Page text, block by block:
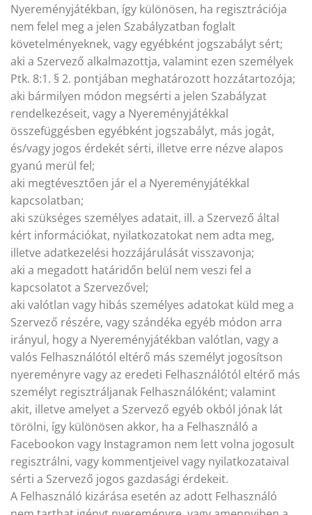
Nyereményjátékban, így különösen, ha regisztrációja
nem felel meg a jelen Szabályzatban foglalt
követelményeknek, vagy egyébként jogszabályt sért;
aki a Szervező alkalmazottja, valamint ezen személyek
Ptk. 8:1. § 2. pontjában meghatározott hozzátartozója;
aki bármilyen módon megsérti a jelen Szabályzat
rendelkezéseit, vagy a Nyereményjátékkal
összefüggésben egyébként jogszabályt, más jogát,
és/vagy jogos érdekét sérti, illetve erre nézve alapos
gyanú merül fel;
aki megtévesztően jár el a Nyereményjátékkal
kapcsolatban;
aki szükséges személyes adatait, ill. a Szervező által
kért információkat, nyilatkozatokat nem adta meg,
illetve adatkezelési hozzájárulását visszavonja;
aki a megadott határidőn belül nem veszi fel a
kapcsolatot a Szervezővel;
aki valótlan vagy hibás személyes adatokat küld meg a
Szervező részére, vagy szándéka egyéb módon arra
irányul, hogy a Nyereményjátékban valótlan, vagy a
valós Felhasználótól eltérő más személyt jogosítson
nyereményre vagy az eredeti Felhasználótól eltérő más
személyt regisztráljanak Felhasználóként; valamint
akit, illetve amelyet a Szervező egyéb okból jónak lát
törölni, így különösen akkor, ha a Felhasználó a
Facebookon vagy Instagramon nem lett volna jogosult
regisztrálni, vagy kommentjeivel vagy nyilatkozataival
sérti a Szervező jogos gazdasági érdekeit.
A Felhasználó kizárása esetén az adott Felhasználó